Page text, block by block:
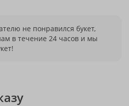
не понравился букет,
в течение 24 часов и мы